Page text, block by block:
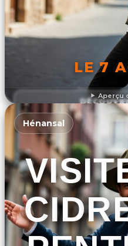
Aperçu
LE 7
Hénansal